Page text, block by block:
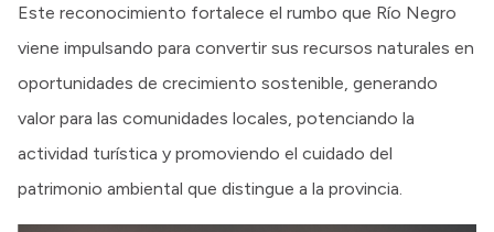
Este reconocimiento fortalece el rumbo que Río Negro
viene impulsando para convertir sus recursos naturales en
oportunidades de crecimiento sostenible, generando
valor para las comunidades locales, potenciando la
actividad turística y promoviendo el cuidado del
patrimonio ambiental que distingue a la provincia.